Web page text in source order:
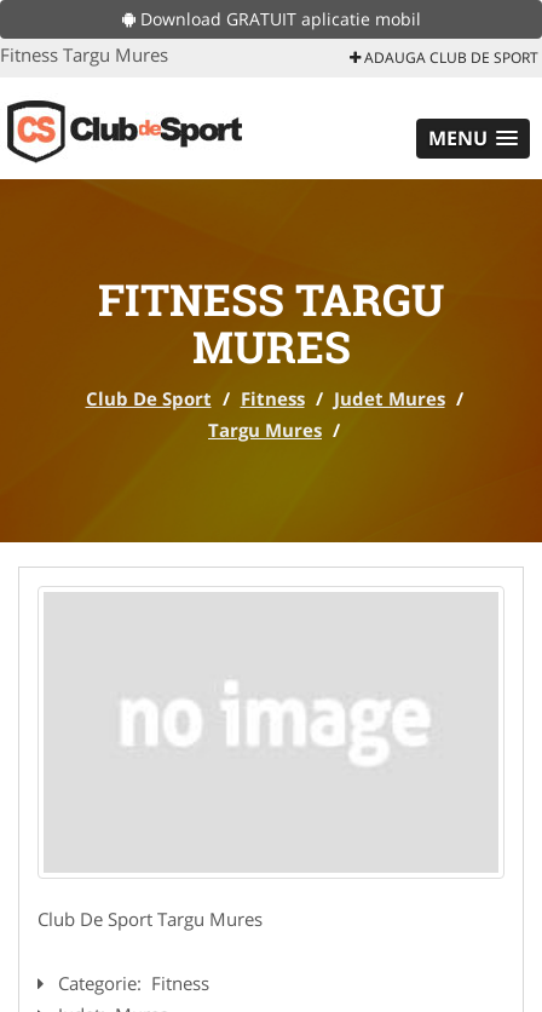
Download GRATUIT aplicatie mobil
Fitness Targu Mures ADAUGA CLUB DE SPORT
MENU
FITNESS TARGU
MURES
Club De Sport / Fitness / Judet Mures /
Targu Mures /
Club De Sport Targu Mures
Categorie: Fitness